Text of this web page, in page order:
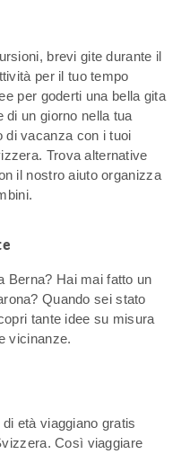
brevi gite durante il
per il tuo tempo
per goderti una bella gita
di un giorno nella tua
di vacanza con i tuoi
Trova alternative
il nostro aiuto organizza
Berna? Hai mai fatto un
Quando sei stato
tante idee su misura
vicinanze.
età viaggiano gratis
Così viaggiare